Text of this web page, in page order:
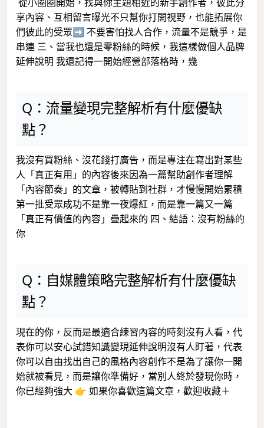
從小圈圈開始，找與你主題相近的新手創作者，彼此分
享內容、互相留言曝光不只幫你打開視野，也能拓展你
們彼此的受眾➡️ 不要害怕找人合作，流量不是競爭，是
串連 三、當我也還是零粉絲的時候，我這樣做個人品牌
延伸說明 我還記得一開始經營部落格時，幾
Q：流量變現完整解析有什麼優缺
點？
我沒有買粉絲、沒花錢打廣告，而是專注在寫出對某些
人「真正有用」的內容後來因為一篇幫助創作者理解
「內容節奏」的文章，被轉貼到社群，才慢慢開始累積
第一批受眾成功不是靠一夜爆紅，而是靠一篇又一篇
「真正有價值的內容」疊起來的 四、結語：沒有粉絲的
你
Q：自媒體策略完整解析有什麼優缺
點？
現在的你，反而是最適合練習內容的時刻沒有人看，代
表你可以安心試錯知識變現延伸說明沒有人盯著，代表
你可以自由找出自己的風格內容創作不是為了讓你一開
始就被看見，而是讓你準備好，當別人終於發現你時，
你已經夠強大 👉 如果你喜歡這篇文章，歡迎收藏＋